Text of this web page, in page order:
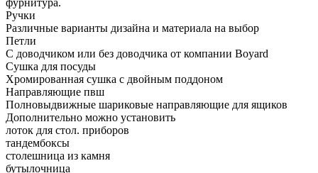
Ручки
Различные варианты дизайна и материала на выбор
Петли
С доводчиком или без доводчика от компании Boyard
Сушка для посуды
Хромированная сушка с двойным поддоном
Направляющие пвш
Полновыдвижные шариковые направляющие для ящиков
Дополнительно можно установить
лоток для стол. приборов
тандембоксы
столешница из камня
бутылочница